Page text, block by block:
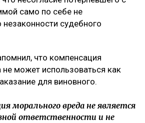
само по себе не
незаконности судебного
что компенсация
может использоваться как
для виновного.
морального вреда не является
ответственности и не